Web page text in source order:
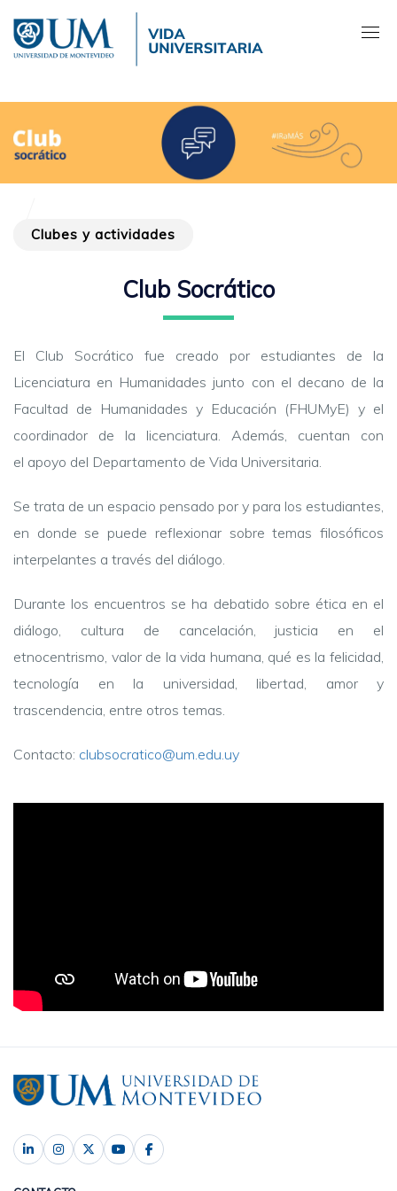
contenido
principal
Clubes y actividades
Club Socrático
El Club Socrático fue creado por estudiantes de la
Licenciatura en Humanidades junto con el decano de la
Facultad de Humanidades y Educación (FHUMyE) y el
coordinador de la licenciatura. Además, cuentan con
el apoyo del Departamento de Vida Universitaria.
Se trata de un espacio pensado por y para los estudiantes,
en donde se puede reflexionar sobre temas filosóficos
interpelantes a través del diálogo.
Durante los encuentros se ha debatido sobre ética en el
diálogo, cultura de cancelación, justicia en el
etnocentrismo, valor de la vida humana, qué es la felicidad,
tecnología en la universidad, libertad, amor y
trascendencia, entre otros temas.
Contacto: clubsocratico@um.edu.uy